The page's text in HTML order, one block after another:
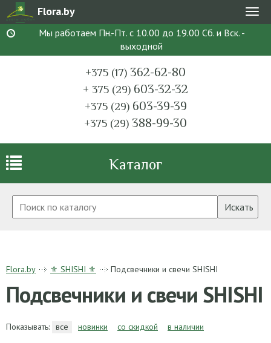
Flora.by
Мы работаем Пн.-Пт. с 10.00 до 19.00 Сб. и Вск. -
выходной
+375 (17) 362-62-80
+ 375 (29) 603-32-32
+375 (29)603-39-39
+375 (29) 388-99-30
Каталог
Искать
Flora.by ⚜ SHISHI ⚜ Подсвечники и свечи SHISHI
Подсвечники и свечи SHISHI
Показывать: все новинки со скидкой
в наличии